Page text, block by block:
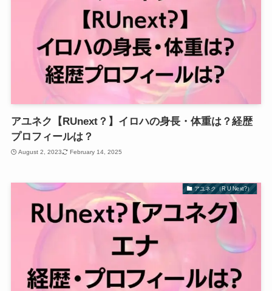
アユネク【RUnext？】イロハの身長・体重は？経歴
プロフィールは？
August 2, 2023 February 14, 2025
アユネク（R U Next?）